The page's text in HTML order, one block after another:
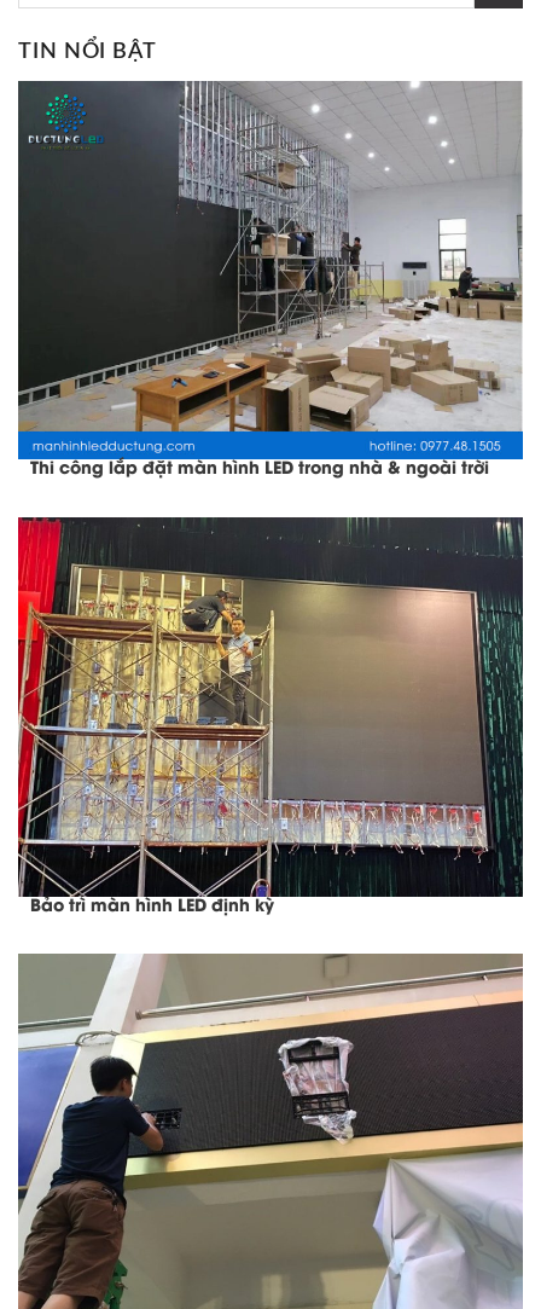
TIN NỔI BẬT
Thi công lắp đặt màn hình LED trong nhà & ngoài trời
Bảo trì màn hình LED định kỳ